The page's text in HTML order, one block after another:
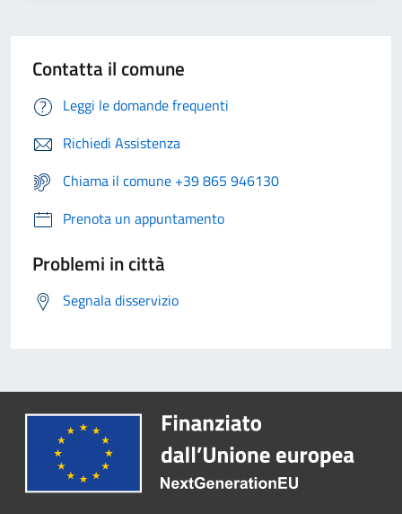
Contatta il comune
Leggi le domande frequenti
Richiedi Assistenza
Chiama il comune +39 865 946130
Prenota un appuntamento
Problemi in città
Segnala disservizio